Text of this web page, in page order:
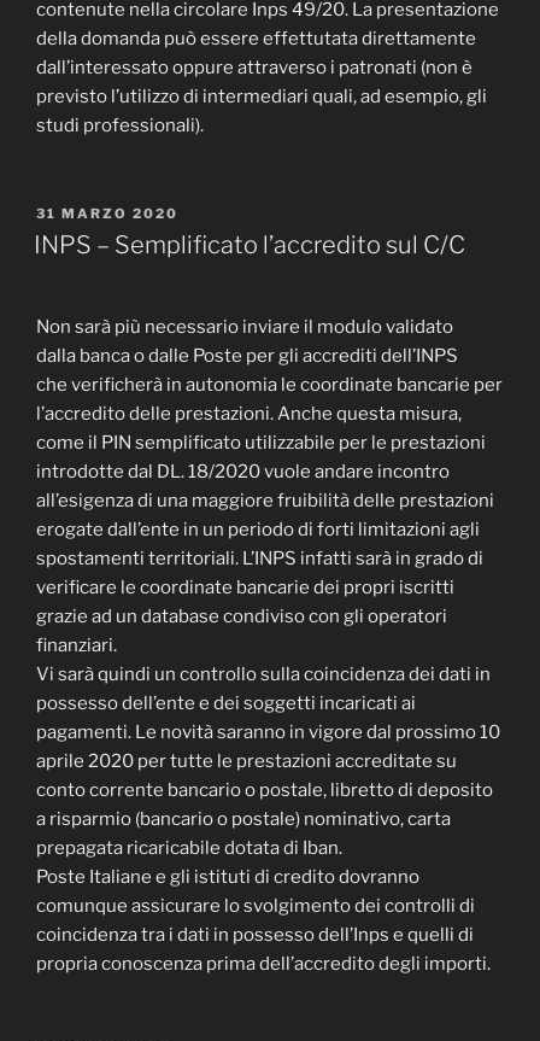
contenute nella circolare Inps 49/20. La presentazione
della domanda può essere effettutata direttamente
dall’interessato oppure attraverso i patronati (non è
previsto l’utilizzo di intermediari quali, ad esempio, gli
studi professionali).
PUBBLICATO
IL
31 MARZO 2020
INPS – Semplificato l’accredito sul C/C
Non sarà più necessario inviare il modulo validato
dalla banca o dalle Poste per gli accrediti dell’INPS
che verificherà in autonomia le coordinate bancarie per
l’accredito delle prestazioni. Anche questa misura,
come il PIN semplificato utilizzabile per le prestazioni
introdotte dal DL. 18/2020 vuole andare incontro
all’esigenza di una maggiore fruibilità delle prestazioni
erogate dall’ente in un periodo di forti limitazioni agli
spostamenti territoriali. L’INPS infatti sarà in grado di
verificare le coordinate bancarie dei propri iscritti
grazie ad un database condiviso con gli operatori
finanziari.
Vi sarà quindi un controllo sulla coincidenza dei dati in
possesso dell’ente e dei soggetti incaricati ai
pagamenti. Le novità saranno in vigore dal prossimo 10
aprile 2020 per tutte le prestazioni accreditate su
conto corrente bancario o postale, libretto di deposito
a risparmio (bancario o postale) nominativo, carta
prepagata ricaricabile dotata di Iban.
Poste Italiane e gli istituti di credito dovranno
comunque assicurare lo svolgimento dei controlli di
coincidenza tra i dati in possesso dell’Inps e quelli di
propria conoscenza prima dell’accredito degli importi.